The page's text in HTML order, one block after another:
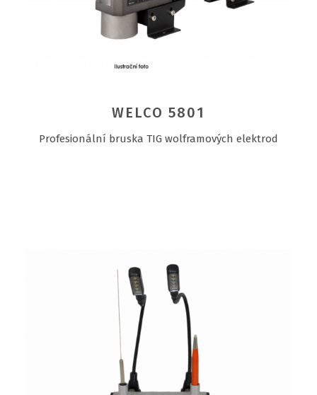
WELCO 5801
Profesionální bruska TIG wolframových elektrod